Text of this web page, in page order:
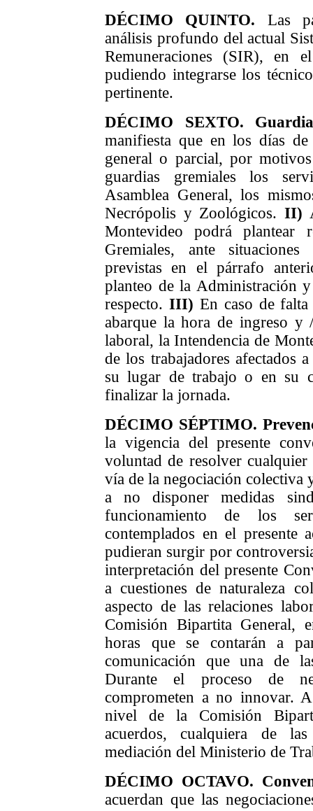
DÉCIMO QUINTO. Las
análisis profundo del actual
Remuneraciones (SIR), en
pudiendo integrarse los
pertinente.
DÉCIMO SEXTO.
manifiesta que en los días
general o parcial, por
guardias gremiales los
Asamblea General, los
Necrópolis y Zoológicos. II)
Montevideo podrá plantear r
Gremiales, ante
previstas en el párrafo
planteo de la Administración
respecto. III) En caso de
abarque la hora de ingreso y
laboral, la Intendencia de
de los trabajadores afectados
su lugar de trabajo o en su
finalizar la jornada.
DÉCIMO SÉPTIMO. Pr
la vigenciadel presente
voluntad de resolver
vía de la negociación colectiva
a no disponer medidas
funcionamiento de los
contemplados en el presente
pudieran surgir por
interpretación del presente
a cuestiones de naturaleza
aspecto de las relaciones
Comisión Bipartita General,
horas que se contarán a
comunicación que una de
Durante el proceso de
comprometen a no innovar.
nivel de la Comisión
acuerdos, cualquiera de
mediación del Ministerio de
DÉCIMO OCTAVO.
acuerdan que las